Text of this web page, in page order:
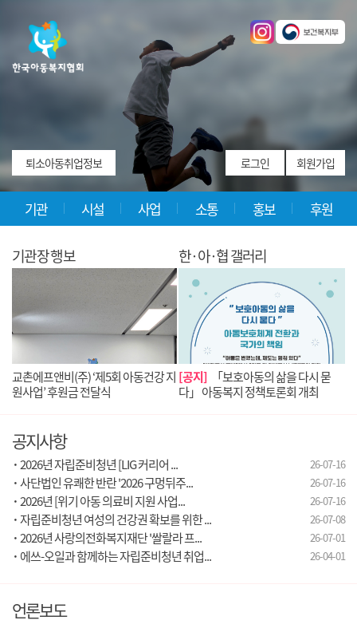
퇴소아동취업정보 로그인 회원가입
기관 시설 사업 소통 홍보 후원
기관장 행보 한·아·협 갤러리
교촌에프앤비(주) ‘제5회 아동건강 지
원사업’ 후원금 전달식
[공지]
「보호아동의 삶을 다시 묻
다」 아동복지 정책토론회 개최
공지사항
·2026년 자립준비청년 [LIG 커리어 ... 26-07-16
·사단법인 유쾌한 반란 '2026 구멍뒤주... 26-07-16
·2026년 [위기 아동 의료비 지원 사업... 26-07-16
·자립준비청년 여성의 건강권 확보를 위한 ... 26-07-08
·2026년 사랑의전화복지재단 '쌀랄라 프... 26-07-01
· 에쓰-오일과 함께하는 자립준비청년 취업... 26-04-01
언론보도